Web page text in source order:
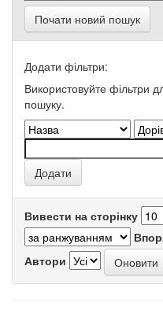
Почати новий пошук
Додати фільтри:
Використовуйте фільтри
пошуку.
Вивести на сторінку
Автори